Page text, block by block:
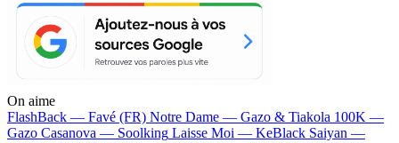
On aime
FlashBack — Favé (FR) Notre Dame — Gazo & Tiakola 100K —
Gazo Casanova — Soolking Laisse Moi — KeBlack Saiyan —